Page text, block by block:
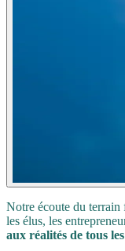
Notre écoute du
les élus, les
aux réalités de tous